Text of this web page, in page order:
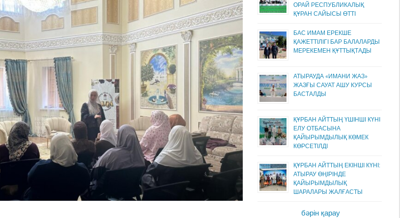
ОРАЙ РЕСПУБЛИКАЛЫҚ
ҚҰРАН САЙЫСЫ ӨТТІ
БАС ИМАМ ЕРЕКШЕ
ҚАЖЕТТІЛІГІ БАР БАЛАЛАРДЫ
МЕРЕКЕМЕН ҚҰТТЫҚТАДЫ
АТЫРАУДА «ИМАНИ ЖАЗ»
ЖАЗҒЫ САУАТ АШУ КУРСЫ
БАСТАЛДЫ
ҚҰРБАН АЙТТЫҢ ҮШІНШІ КҮНІ
ЕЛУ ОТБАСЫНА
ҚАЙЫРЫМДЫЛЫҚ КӨМЕК
КӨРСЕТІЛДІ
ҚҰРБАН АЙТТЫҢ ЕКІНШІ КҮНІ:
АТЫРАУ ӨҢІРІНДЕ
ҚАЙЫРЫМДЫЛЫҚ
ШАРАЛАРЫ ЖАЛҒАСТЫ
бәрін қарау